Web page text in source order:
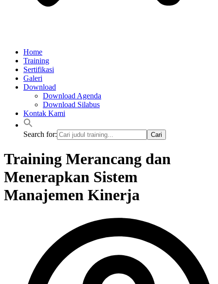
Home
Training
Sertifikasi
Galeri
Download
Download Agenda
Download Silabus
Kontak Kami
Search for:
Training Merancang dan
Menerapkan Sistem
Manajemen Kinerja